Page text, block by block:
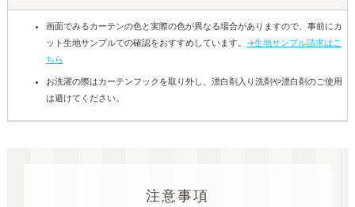
画面でみるカーテンの色と実際の色が異なる場合がありますので、事前にカ
ット生地サンプルでの確認をおすすめしています。 →生地サンプル請求はこ
ちら
お洗濯の際はカーテンフックを取り外し、漂白剤入り洗剤や漂白剤のご使用
は避けてください。
注意事項